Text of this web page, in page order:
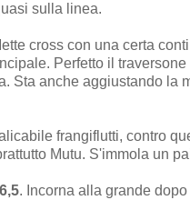
sulla linea.
cross con una certa
Perfetto il
Sta anche aggiustando la
frangiflutti, contro
Mutu. S'immola un
. Incorna alla grande